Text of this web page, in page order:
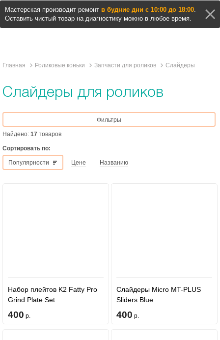
Мастерская производит ремонт в будние дни с 10:00 до 18:00.
Оставить чистый товар на диагностику можно в любое время.
Главная Роликовые коньки Запчасти для роликов Слайдеры
Слайдеры для роликов
Фильтры
Сортировать по:
Популярности Цене Названию
Набор плейтов K2 Fatty Pro
Grind Plate Set
400 р.
Слайдеры Micro MT-PLUS
Sliders Blue
400 р.
Найдено: 17 товаров